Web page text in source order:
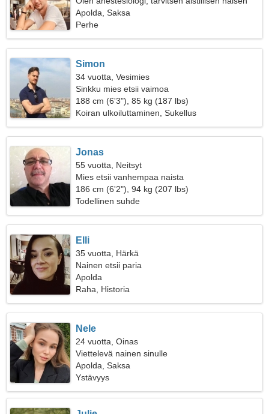
Apolda, Saksa
Perhe
Simon
34 vuotta, Vesimies
Sinkku mies etsii vaimoa
188 cm (6'3"), 85 kg (187 lbs)
Koiran ulkoiluttaminen, Sukellus
Jonas
55 vuotta, Neitsyt
Mies etsii vanhempaa naista
186 cm (6'2"), 94 kg (207 lbs)
Todellinen suhde
Elli
35 vuotta, Härkä
Nainen etsii paria
Apolda
Raha, Historia
Nele
24 vuotta, Oinas
Viettelevä nainen sinulle
Apolda, Saksa
Ystävyys